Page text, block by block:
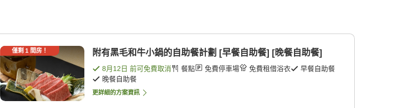
僅剩 1間房！ 附有黑毛和牛小鍋的自助餐計劃 [早餐自助餐] [晚餐自助餐]
8月12日 前可免費取消 餐點 免費停車場 免費租借浴衣
早餐自助餐
晚餐自助餐
更詳細的方案資訊